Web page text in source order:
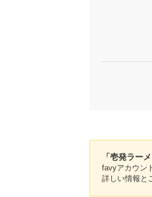
「壱発ラー
favyアカウン
詳しい情報と